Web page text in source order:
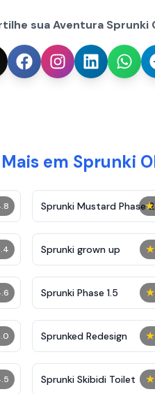
sua Aventura Sprunki
em Sprunki
★
Sprunki Mustard Phase 2
★
Sprunki grown up
★
Sprunki Phase 1.5
★
Sprunked Redesign
★
Sprunki Skibidi Toilet